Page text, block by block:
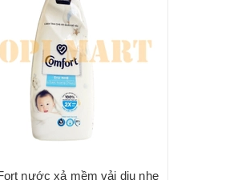
nước xả mềm vải dịu nhẹ